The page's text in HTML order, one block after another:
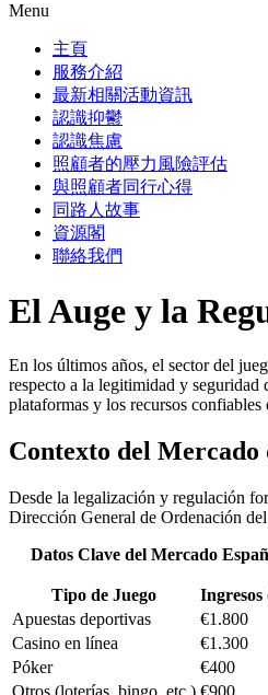
Menu
主頁
服務介紹
最新相關活動資訊
認識抑鬱
認識焦慮
照顧者的壓力風險評估
與照顧者同行心得
同路人故事
資源閣
聯絡我們
El Auge y la
En los últimos años, el sector del
respecto a la legitimidad y
plataformas y los recursos confiables
Contexto del Mercado
Desde la legalización y regulación
Dirección General de Ordenación
Datos Clave del Mercado
Tipo de Juego Ingresos
Apuestas deportivas
€1.800
Casino en línea
€1.300
Póker
€400
Otros (loterías, bingo, etc.) €900